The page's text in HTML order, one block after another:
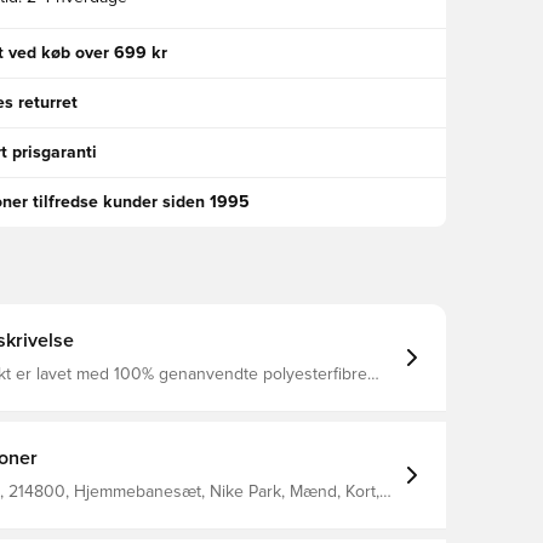
ved køb over 699 kr
returret
prisgaranti
tilfredse kunder siden 1995
er lavet med 100% genanvendte polyesterfibre
Personaliser
to bogstaver eller to tal. Perfekt til initialer eller
214800, Hjemmebanesæt, Nike Park, Mænd, Kort,